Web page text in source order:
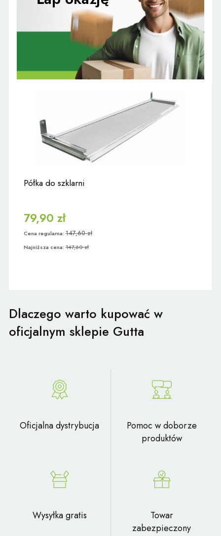
Półka do szklarni
79,90 zł
Cena regularna: 147,60 zł
Najniższa cena: 147,60 zł
Dlaczego warto kupować w
oficjalnym sklepie Gutta
Oficjalna dystrybucja
Pomoc w doborze
produktów
Wysyłka gratis
Towar
zabezpieczony